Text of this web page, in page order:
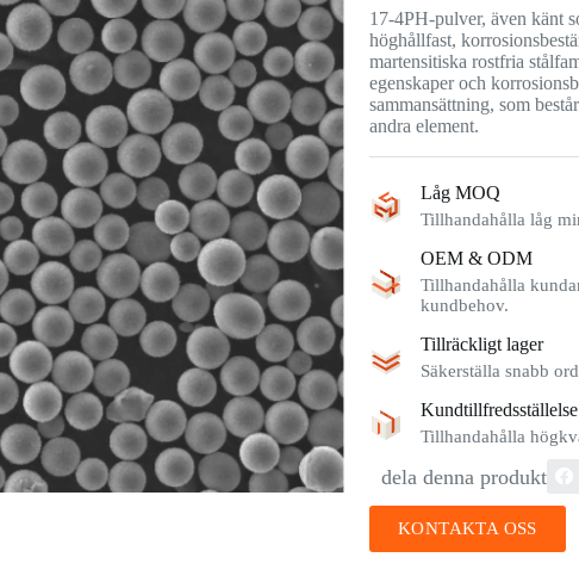
17-4PH-pulver, även känt
höghållfast,
martensitiska rostfria
egenskaper och
sammansättning, som
andra element.
Låg MOQ
Tillhandahålla låg
OEM & ODM
Tillhandahålla
kundbehov.
Tillräckligt lager
Säkerställa snabb
Kundtillfredsställelse
Tillhandahålla
dela denna produkt
KONTAKTA OSS